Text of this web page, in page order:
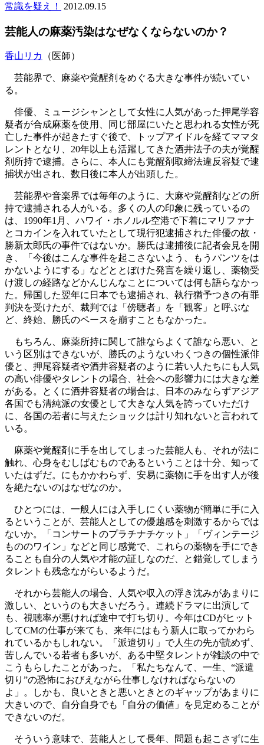
常識を疑え！ 2012.09.15
芸能人の麻薬汚染はなぜなくならないのか？
香山リカ （医師）
芸能界で、麻薬や覚醒剤をめぐる大きな事件が続いてい
る。
俳優、ミュージシャンとして女性に人気があった押尾学容
疑者が合成麻薬を使用、同じ部屋にいたと思われる女性が死
亡した事件が起きたすぐ後で、トップアイドルを経てママタ
レントとなり、20年以上も活躍してきた酒井法子の夫が覚醒
剤所持で逮捕。さらに、本人にも覚醒剤取締法違反容疑で逮
捕状が出され、数日後に本人が出頭した。
芸能界や音楽界では毎年のように、大麻や覚醒剤などの所
持で逮捕される人がいる。多くの人の印象に残っているの
は、1990年1月、ハワイ・ホノルル空港で下着にマリファナ
とコカインを入れていたとして現行犯逮捕された俳優の故・
勝新太郎氏の事件ではないか。勝氏は逮捕後に記者会見を開
き、「今後はこんな事件を起こさないよう、もうパンツをは
かないようにする」などととぼけた発言を繰り返し、薬物受
け渡しの経路などかんじんなことについては何も語らなかっ
た。帰国した翌年に日本でも逮捕され、執行猶予つきの有罪
判決を受けたが、裁判では「傍聴者」を「観客」と呼ぶな
ど、終始、勝氏のペースを崩すこともなかった。
もちろん、麻薬所持に関して誰ならよくて誰なら悪い、と
いう区別はできないが、勝氏のようないわくつきの個性派俳
優と、押尾容疑者や酒井容疑者のように若い人たちにも人気
の高い俳優やタレントの場合、社会への影響力には大きな差
がある。とくに酒井容疑者の場合は、日本のみならずアジア
各国でも清純派の女優として大きな人気を誇っていただけ
に、各国の若者に与えたショックは計り知れないと言われて
いる。
麻薬や覚醒剤に手を出してしまった芸能人も、それが法に
触れ、心身をむしばむものであるということは十分、知って
いたはずだ。にもかかわらず、安易に薬物に手を出す人が後
を絶たないのはなぜなのか。
ひとつには、一般人には入手しにくい薬物が簡単に手に入
るということが、芸能人としての優越感を刺激するからでは
ないか。「コンサートのプラチナチケット」「ヴィンテージ
もののワイン」などと同じ感覚で、これらの薬物を手にでき
ることも自分の人気や才能の証しなのだ、と錯覚してしまう
タレントも残念ながらいるようだ。
それから芸能人の場合、人気や収入の浮き沈みがあまりに
激しい、というのも大きいだろう。連続ドラマに出演して
も、視聴率が悪ければ途中で打ち切り。今年はCDがヒット
してCMの仕事が来ても、来年にはもう新人に取ってかわら
れているかもしれない。「派遣切り」で人生の先が読めず、
苦しんでいる若者も多いが、ある中堅タレントが雑談の中で
こうもらしたことがあった。「私たちなんて、一生、“派遣
切り”の恐怖におびえながら仕事しなければならないの
よ」。しかも、良いときと悪いときとのギャップがあまりに
大きいので、自分自身でも「自分の価値」を見定めることが
できないのだ。
そういう意味で、芸能人として長年、問題も起こさずに生